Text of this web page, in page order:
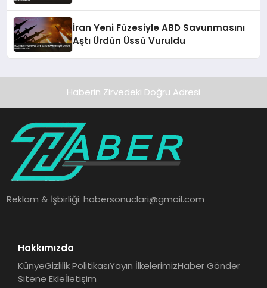
İran Yeni Füzesiyle ABD Savunmasını
Aştı Ürdün Üssü Vuruldu
Haberin Zirvedeki Doğru Adresi
Reklam & İşbirliği:habersonuclari@gmail.com
Hakkımızda
KünyeGizlilik PolitikasıYayın İlkelerimizHaber Gönder
Sitene Ekleİletişim